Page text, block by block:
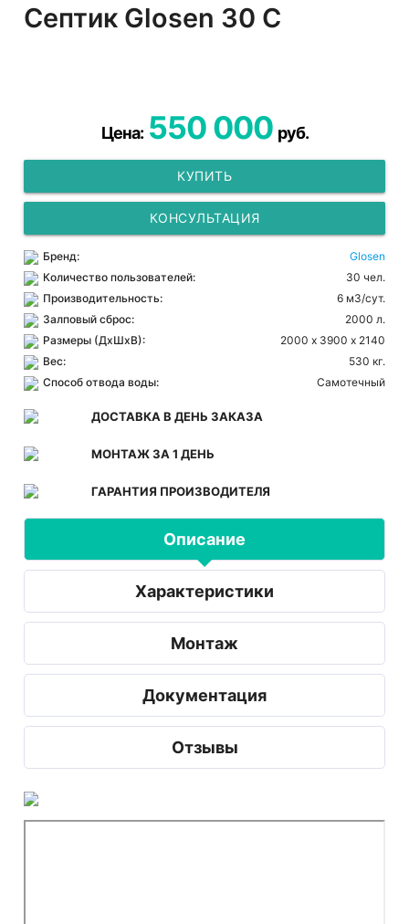
Септик Glosen 30 С
Цена: 550 000 руб.
КУПИТЬ
КОНСУЛЬТАЦИЯ
Бренд:
Glosen
Количество пользователей:
30 чел.
Производительность:
6 м3/сут.
Залповый сброс:
2000 л.
Размеры (ДхШхВ):
2000 х 3900 х 2140
Вес:
530 кг.
Способ отвода воды:
Самотечный
ДОСТАВКА В ДЕНЬ ЗАКАЗА
МОНТАЖ ЗА 1 ДЕНЬ
ГАРАНТИЯ ПРОИЗВОДИТЕЛЯ
Описание
Характеристики
Монтаж
Документация
Отзывы